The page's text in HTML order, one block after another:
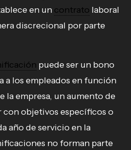
en un contrato laboral
discrecional por parte
puede ser un bono
a los empleados en función
la empresa, un aumento de
objetivos específicos o
año de servicio en la
no forman parte